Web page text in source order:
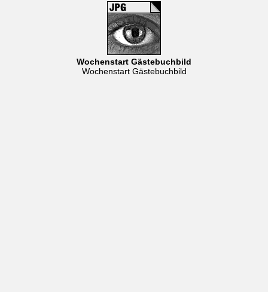
Wochenstart Gästebuchbild
Wochenstart Gästebuchbild